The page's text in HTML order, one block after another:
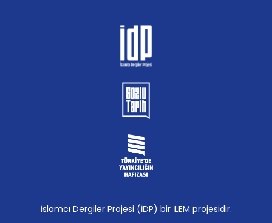
İslamcı Dergiler Projesi (İDP) bir İLEM projesidir.